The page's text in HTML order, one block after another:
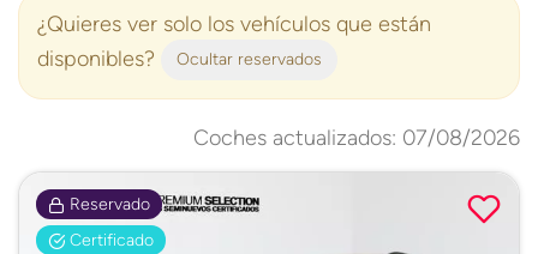
¿Quieres ver solo los vehículos que están
disponibles?
Ocultar reservados
Coches actualizados: 07/08/2026
Reservado
Certificado